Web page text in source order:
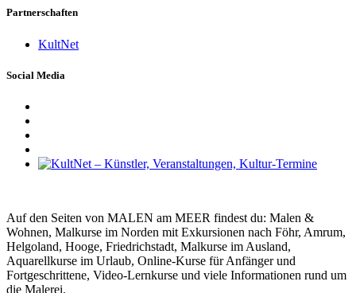
Partnerschaften
KultNet
Social Media
Auf den Seiten von MALEN am MEER findest du: Malen &
Wohnen, Malkurse im Norden mit Exkursionen nach Föhr, Amrum,
Helgoland, Hooge, Friedrichstadt, Malkurse im Ausland,
Aquarellkurse im Urlaub, Online-Kurse für Anfänger und
Fortgeschrittene, Video-Lernkurse und viele Informationen rund um
die Malerei.